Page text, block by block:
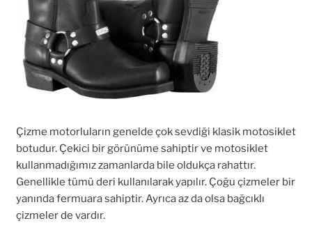
Çizme motorluların genelde çok sevdiği klasik motosiklet
botudur. Çekici bir görünüme sahiptir ve motosiklet
kullanmadığımız zamanlarda bile oldukça rahattır.
Genellikle tümü deri kullanılarak yapılır. Çoğu çizmeler bir
yanında fermuara sahiptir. Ayrıca az da olsa bağcıklı
çizmeler de vardır.